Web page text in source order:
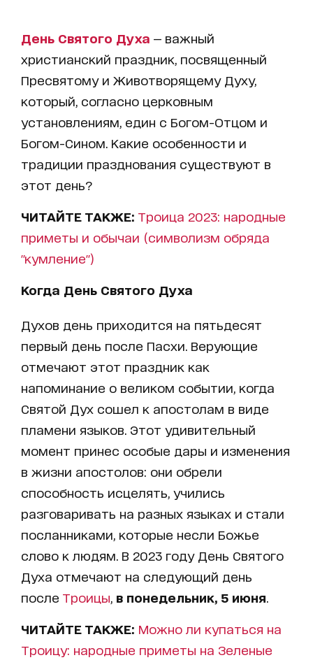
День Святого Духа — важный
христианский праздник, посвященный
Пресвятому и Животворящему Духу,
который, согласно церковным
установлениям, един с Богом-Отцом и
Богом-Сином. Какие особенности и
традиции празднования существуют в
этот день?
ЧИТАЙТЕ ТАКЖЕ: Троица 2023: народные
приметы и обычаи (символизм обряда
"кумление")
Когда День Святого Духа
Духов день приходится на пятьдесят
первый день после Пасхи. Верующие
отмечают этот праздник как
напоминание о великом событии, когда
Святой Дух сошел к апостолам в виде
пламени языков. Этот удивительный
момент принес особые дары и изменения
в жизни апостолов: они обрели
способность исцелять, учились
разговаривать на разных языках и стали
посланниками, которые несли Божье
слово к людям. В 2023 году День Святого
Духа отмечают на следующий день
после Троицы в понедельник, 5 июня
ЧИТАЙТЕ ТАКЖЕ: Можно ли купаться на
Троицу: народные приметы на Зеленые